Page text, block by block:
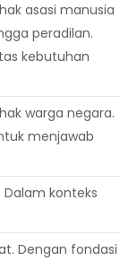
asasi manusia
peradilan.
kebutuhan
warga negara.
menjawab
Dalam konteks
Dengan fondasi